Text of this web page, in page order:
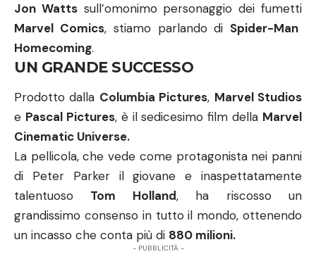
Jon Wattssull’omonimo personaggio dei fumetti
Marvel Comics, stiamo parlando di Spider-Man
Homecoming.
UN GRANDE SUCCESSO
Prodotto dalla Columbia Pictures, Marvel Studios
e Pascal Pictures, è il sedicesimo film della Marvel
Cinematic Universe.
La pellicola, che vede come protagonista nei panni
di Peter Parker il giovane e inaspettatamente
talentuoso Tom Holland, ha riscosso un
grandissimo consenso in tutto il mondo, ottenendo
un incasso che conta più di 880 milioni.
- PUBBLICITÀ -